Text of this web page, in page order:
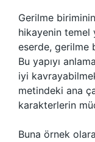
Gerilme
hikayenin temel
eserde, gerilme
Bu yapıyı
iyi
metindeki ana
karakterlerin
Buna örnek